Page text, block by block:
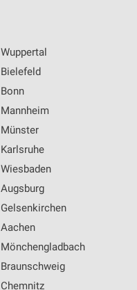
Wuppertal
Bielefeld
Bonn
Mannheim
Münster
Karlsruhe
Wiesbaden
Augsburg
Gelsenkirchen
Aachen
Mönchengladbach
Braunschweig
Chemnitz